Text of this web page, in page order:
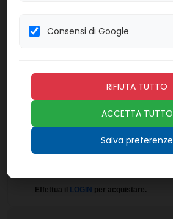
A31588 Toxo Igg
A31589 Toxo IgG calibratori
Confezione:
Linea:
Effettua il LOGIN per acquistare.
Consensi di Google
RIFIUTA TUTTO
ACCETTA TUTTO
Salva preferenze